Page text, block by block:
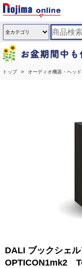
トップ オーディオ機器・ヘッド
DALI ブックシェ
OPTICON1mk2